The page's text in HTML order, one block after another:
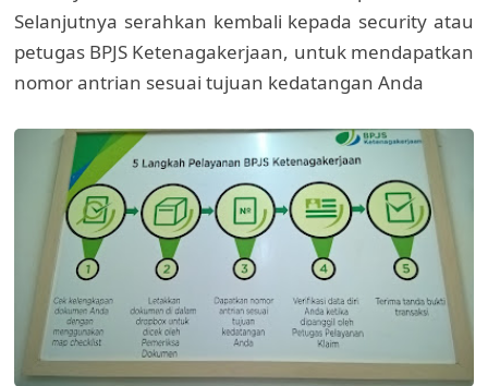
Selanjutnya serahkan kembali kepada security atau
petugas BPJS Ketenagakerjaan, untuk mendapatkan
nomor antrian sesuai tujuan kedatangan Anda